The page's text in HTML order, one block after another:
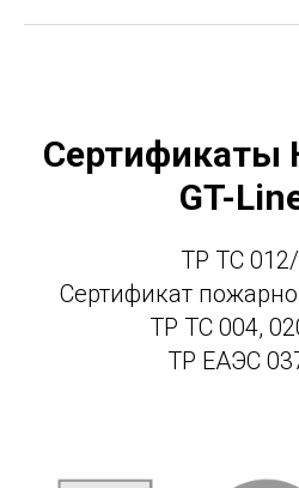
Сертификаты
GT-
ТР ТС
Сертификат
ТР ТС 004,
ТР ЕАЭС